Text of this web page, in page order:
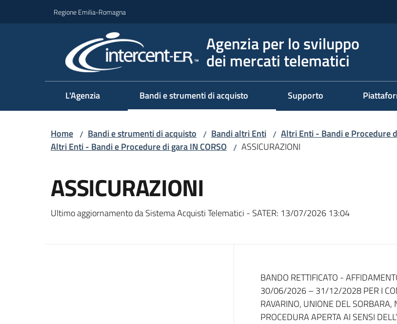
Regione Emilia-Romagna
Agenzia per lo sviluppo
dei mercati telematici
L'Agenzia Bandi e strumenti di acquisto Supporto
Home / Bandi e strumenti di acquisto / Bandi altri Enti / Altri Enti - Bandi e Procedure
Altri Enti - Bandi e Procedure di gara IN CORSO / ASSICURAZIONI
ASSICURAZIONI
Ultimo aggiornamento da Sistema Acquisti Telematici - SATER: 13/07/2026 13:04
Dati del bando
BANDO RETTIFICATO -
30/06/2026 – 31/12/2028 PER I
RAVARINO, UNIONE DEL
PROCEDURA APERTA AI SENSI